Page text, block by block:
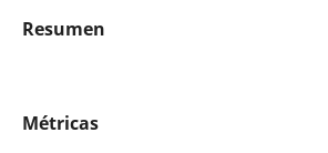
Resumen
Métricas